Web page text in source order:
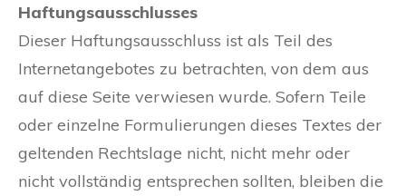
Haftungsausschlusses
Dieser Haftungsausschluss ist als Teil des
Internetangebotes zu betrachten, von dem aus
auf diese Seite verwiesen wurde. Sofern Teile
oder einzelne Formulierungen dieses Textes der
geltenden Rechtslage nicht, nicht mehr oder
nicht vollständig entsprechen sollten, bleiben die